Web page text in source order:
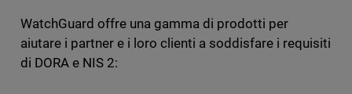
WatchGuard offre una gamma di prodotti per
aiutare i partner e i loro clienti a soddisfare i requisiti
di DORA e NIS 2: